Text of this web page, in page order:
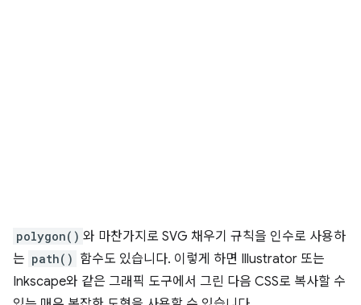
polygon() 와 마찬가지로 SVG 채우기 규칙을 인수로 사용하
는 path() 함수도 있습니다. 이렇게 하면 Illustrator 또는
Inkscape와 같은 그래픽 도구에서 그린 다음 CSS로 복사할 수